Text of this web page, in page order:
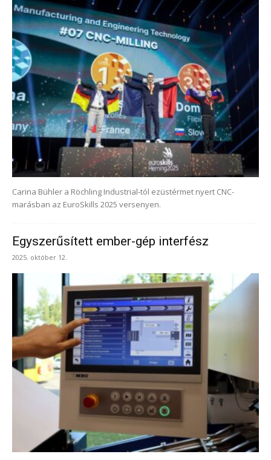
Carina Bühler a Röchling Industrial-tól ezüstérmet nyert CNC-
marásban az EuroSkills 2025 versenyen.
Egyszerűsített ember-gép interfész
2025. október 12.